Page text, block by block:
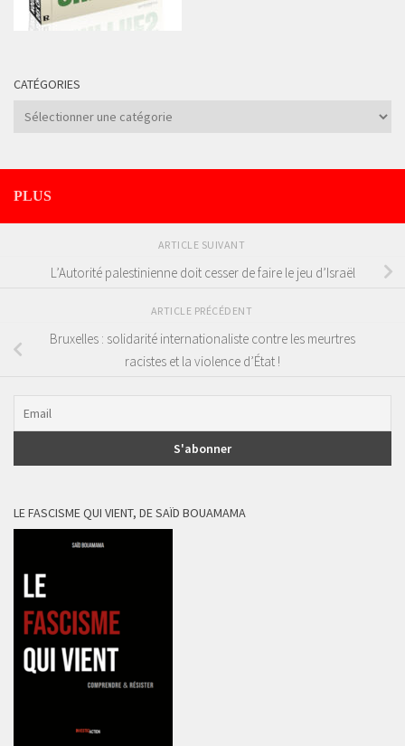
CATÉGORIES
Catégories
PLUS
ARTICLE SUIVANT
L’Autorité palestinienne doit cesser de faire le jeu d’Israël
ARTICLE PRÉCÉDENT
Bruxelles : solidarité internationaliste contre les meurtres
racistes et la violence d’État !
LE FASCISME QUI VIENT, DE SAÏD BOUAMAMA